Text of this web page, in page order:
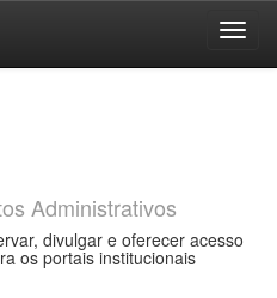
Administrativos
divulgar e oferecer acesso
os portais institucionais